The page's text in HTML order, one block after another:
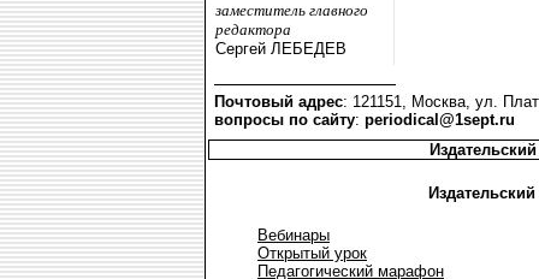
заместитель главного
редактора
Сергей ЛЕБЕДЕВ
Почтовый адрес: 121151, Москва, ул.
вопросы по сайту: periodical@1sept.ru
Вебинары
Открытый урок
Педагогический марафон